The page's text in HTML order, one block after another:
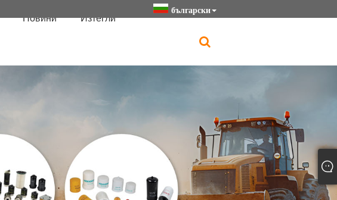
български
Новини Изтегли